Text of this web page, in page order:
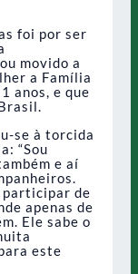
foi por ser
movido a
a Família
anos, e que
se à torcida
“Sou
e aí
participar de
apenas de
Ele sabe o
este